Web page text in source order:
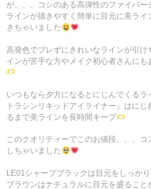
が、、、コシのある高弾性のファイバー
ラインが描きやすく簡単に目元に美ライ
きちゃいました
高発色でブレずにきれいなラインが引け
インが苦手な方やメイク初心者さんにも
いつもなら夕方になるとにじんでくるラ
トラシンリキッドアイライナー』はにじ
るまで美ラインを長時間キープ
このクオリティーでこのお値段、、、コ
しちゃいました
LE01シャープブラックは目元をしっか
ブラウンはナチュラルに目元を盛ること